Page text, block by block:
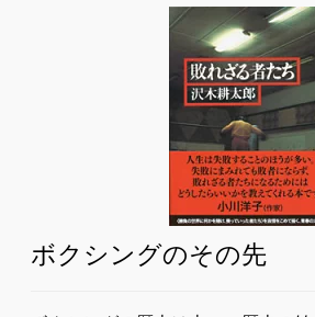
ボクシングのその先